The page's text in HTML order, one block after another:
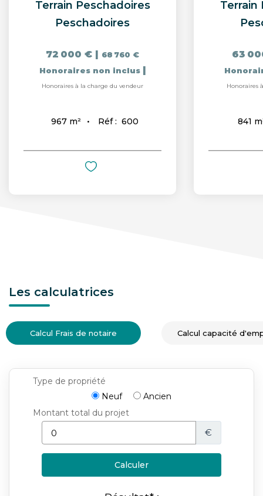
Terrain Peschadoires
Peschadoires
72 000 € | 68 760 €
Honoraires non inclus |
Honoraires à la charge du vendeur
967 m² Réf : 600
Terrain
63
Honoraires
841
Les calculatrices
Calcul Frais de notaire Calcul capacité